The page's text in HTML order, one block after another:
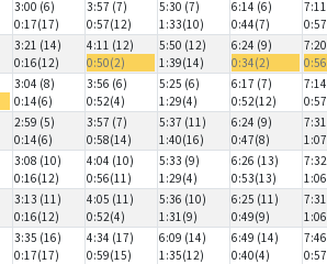
3:00 (6)
0:17(17)
3:57 (7)
0:57(12)
5:30 (7)
1:33(10)
6:14 (6)
0:44(7)
3:21 (14)
0:16(12)
4:11 (12)
0:50(2)
5:50 (12)
1:39(14)
6:24 (9)
0:34(2)
3:04 (8)
0:14(6)
3:56 (6)
0:52(4)
5:25 (6)
1:29(4)
6:17 (7)
0:52(12)
2:59 (5)
0:14(6)
3:57 (7)
0:58(14)
5:37 (11)
1:40(16)
6:24 (9)
0:47(8)
3:08 (10)
0:16(12)
4:04 (10)
0:56(11)
5:33 (9)
1:29(4)
6:26 (13)
0:53(13)
3:13 (11)
0:16(12)
4:05 (11)
0:52(4)
5:36 (10)
1:31(9)
6:25 (11)
0:49(9)
3:35 (16)
0:17(17)
4:34 (17)
0:59(15)
6:09 (14)
1:35(12)
6:49 (14)
0:40(4)